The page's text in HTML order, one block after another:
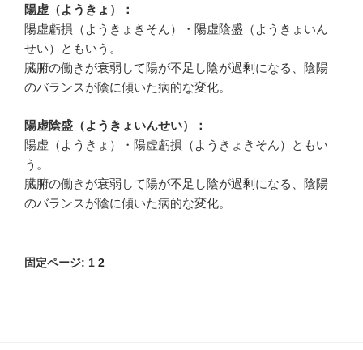
陽虚（ようきょ）：
陽虚虧損（ようきょきそん）・陽虚陰盛（ようきょいん
せい）ともいう。
臓腑の働きが衰弱して陽が不足し陰が過剰になる、陰陽
のバランスが陰に傾いた病的な変化。
陽虚陰盛（ようきょいんせい）：
陽虚（ようきょ）・陽虚虧損（ようきょきそん）ともい
う。
臓腑の働きが衰弱して陽が不足し陰が過剰になる、陰陽
のバランスが陰に傾いた病的な変化。
固定ページ: 1 2